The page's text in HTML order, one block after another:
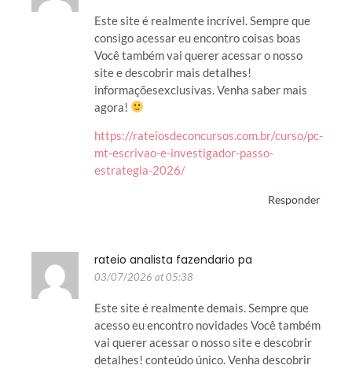
Este site é realmente incrível. Sempre que
consigo acessar eu encontro coisas boas
Você também vai querer acessar o nosso
site e descobrir mais detalhes!
informaçõesexclusivas. Venha saber mais
agora!
https://rateiosdeconcursos.com.br/curso/pc-
mt-escrivao-e-investigador-passo-
estrategia-2026/
Responder
rateio analista fazendario pa
03/07/2026 at 05:38
Este site é realmente demais. Sempre que
acesso eu encontro novidades Você também
vai querer acessar o nosso site e descobrir
detalhes! conteúdo único. Venha descobrir